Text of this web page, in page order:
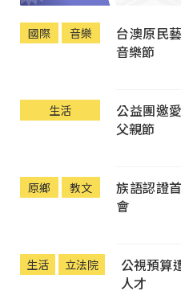
國際 音樂
台澳原民
音樂節
生活
公益團邀
父親節
原鄉 教文
族語認證
會
生活 立法院
公視預算
人才